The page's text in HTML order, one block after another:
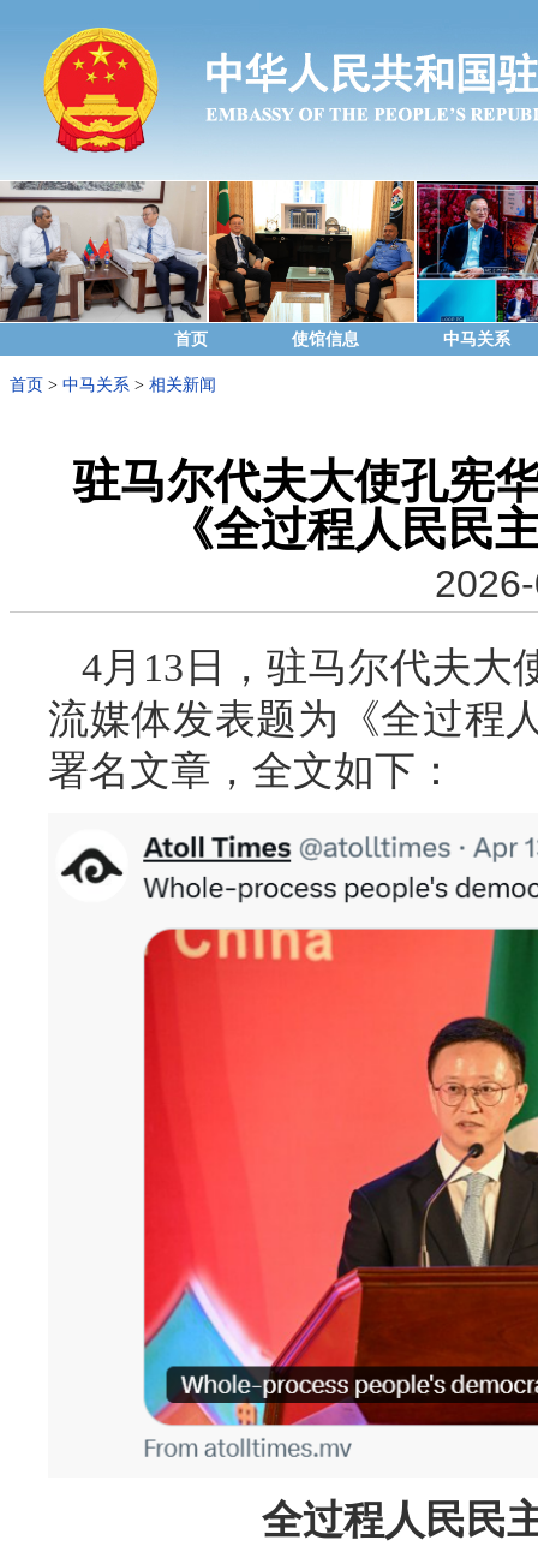
首页 使馆信息 中马关系
首页 > 中马关系 > 相关新闻
驻马尔代夫大使孔宪
《全过程人民
4月13日，驻马尔代夫大
流媒体发表题为《全过
署名文章，全文如下：
全过程人民民